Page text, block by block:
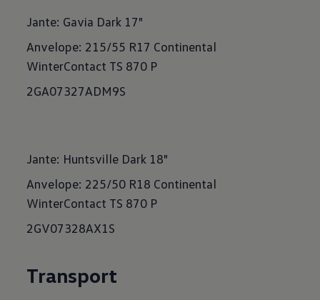
Jante: Gavia Dark 17"
Anvelope: 215/55 R17 Continental
WinterContact TS 870 P
2GA07327ADM9S
Jante: Huntsville Dark 18"
Anvelope: 225/50 R18 Continental
WinterContact TS 870 P
2GV07328AX1S
Transport